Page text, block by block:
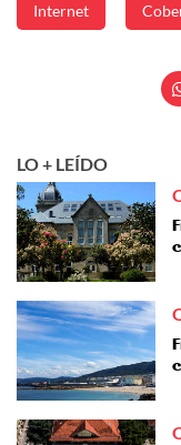
Internet
LO + LEÍDO